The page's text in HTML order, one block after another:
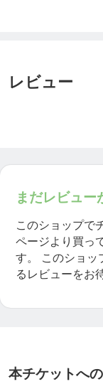
https://
レビュー
まだレビュー
このショップで
ページより買っ
す。
このショッ
るレビューをお
本チケットへ